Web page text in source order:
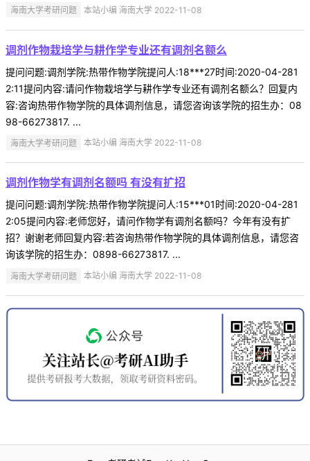
海南大学考研问题 本站小编 海南大学 2022-11-08
调剂作物栽培学与耕作学专业还有调剂名额么
提问问题:调剂学院:热带作物学院提问人:18***27时间:2020-04-281
2:11提问内容:请问作物栽培学与耕作学专业还有调剂名额么？回复内
容:咨询热带作物学院的具体调剂信息，请您咨询该学院的招生办：08
98-66273817. ...
海南大学考研问题 本站小编 海南大学 2022-11-08
调剂作物学有调剂名额吗 有没有扩招
提问问题:调剂学院:热带作物学院提问人:15***01时间:2020-04-281
2:05提问内容:老师您好，请问作物学有调剂名额吗？今年有没有扩
招？谢谢老师回复内容:若咨询热带作物学院的具体调剂信息，请您咨
询该学院的招生办：0898-66273817. ...
海南大学考研问题 本站小编 海南大学 2022-11-08